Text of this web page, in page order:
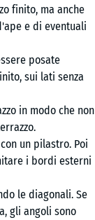
finito, ma anche
e di eventuali
posate
sui lati senza
in modo che non
un pilastro. Poi
i bordi esterni
le diagonali. Se
gli angoli sono